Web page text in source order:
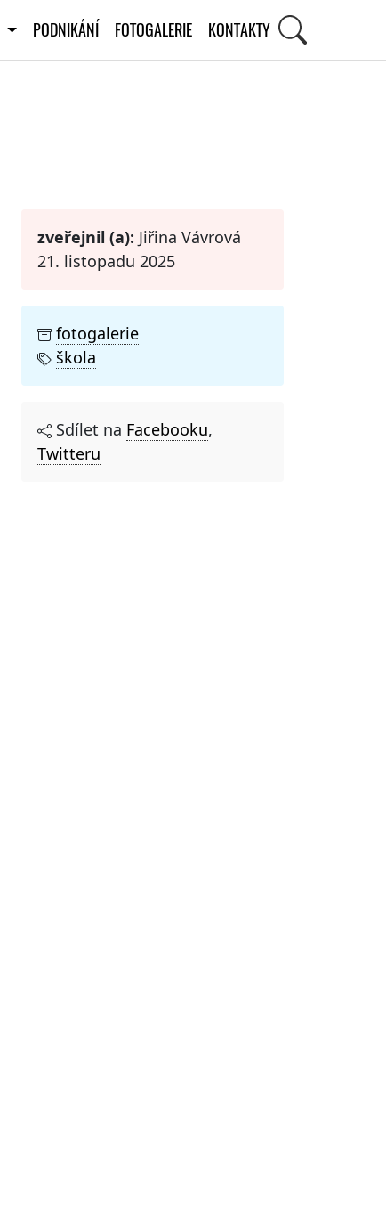
PODNIKÁNÍ FOTOGALERIE KONTAKTY
zveřejnil (a): Jiřina Vávrová
21. listopadu 2025
fotogalerie
škola
Sdílet na Facebooku,
Twitteru